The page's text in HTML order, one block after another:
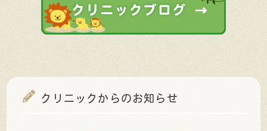
クリニックからのお知らせ